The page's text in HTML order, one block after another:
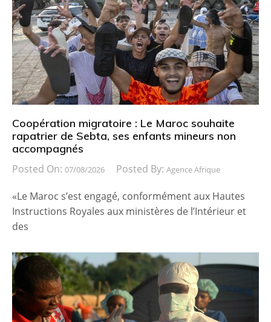
Coopération migratoire : Le Maroc souhaite
rapatrier de Sebta, ses enfants mineurs non
accompagnés
Posted On: 07/08/2026 Posted By: Agence Afrique
«Le Maroc s’est engagé, conformément aux Hautes
Instructions Royales aux ministères de l’Intérieur et
des